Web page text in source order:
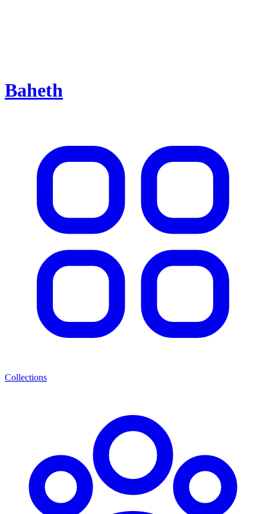
Baheth
Collections